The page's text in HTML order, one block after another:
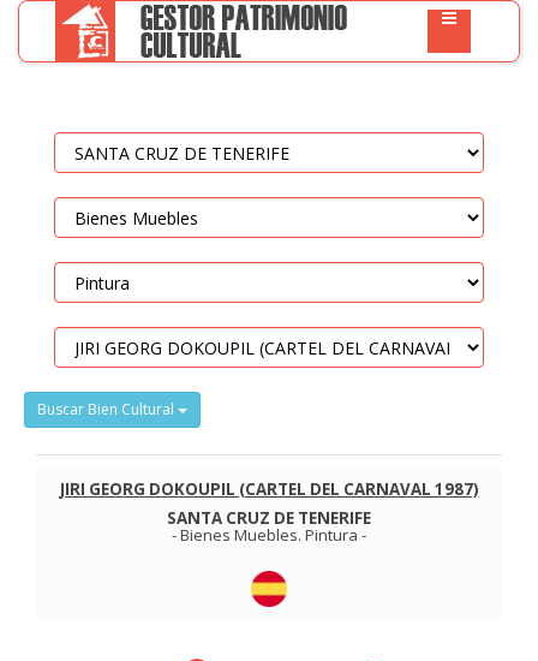
Buscar Bien Cultural
JIRI GEORG DOKOUPIL (CARTEL DEL CARNAVAL 1987)
SANTA CRUZ DE TENERIFE
-Bienes Muebles. Pintura -